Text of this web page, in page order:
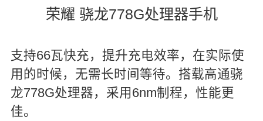
荣耀 骁龙778G处理器手机
支持66瓦快充，提升充电效率，在实际使
用的时候，无需长时间等待。搭载高通骁
龙778G处理器，采用6nm制程，性能更
佳。